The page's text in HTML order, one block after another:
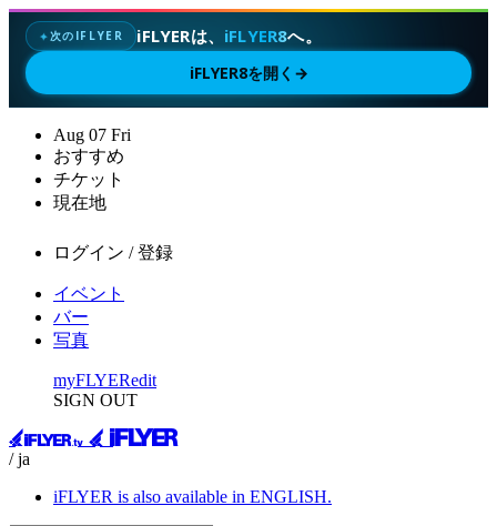
✦次のIFLYER iFLYERは、 iFLYER8へ。
iFLYER8を開く →
Aug 07 Fri
おすすめ
チケット
現在地
ログイン / 登録
イベント
バー
写真
myFLYERedit
SIGN OUT
/ ja
iFLYER is also available in ENGLISH.